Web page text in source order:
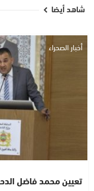
شاهد أيضا
أخبار الصحراء
تعيين محمد فاضل